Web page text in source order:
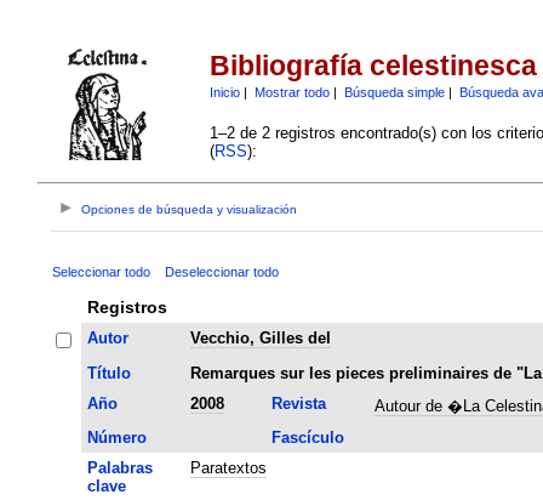
Bibliografía celestinesca
Inicio| Mostrar todo| Búsqueda simple| Búsqueda
1–2 de 2 registros encontrado(s) con los
(RSS):
Opciones de búsqueda y visualización
Seleccionar todo Deseleccionar todo
Registros
Autor
Vecchio, Gilles del
Título
Remarques sur les pieces preliminaires de
Año
2008 Revista
Autour de �La
Número
Fascículo
Palabras
clave
Paratextos